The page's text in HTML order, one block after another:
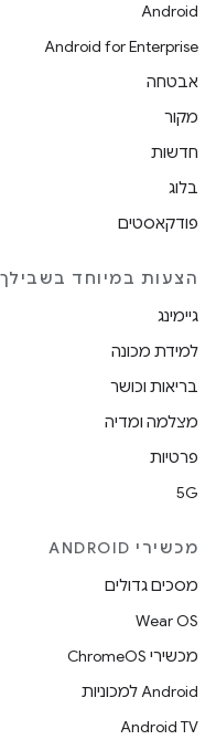
Android
Android for Enterprise
אבטחה
מקור
חדשות
בלוג
פודקאסטים
הצעות במיוחד בשבילך
גיימינג
למידת מכונה
בריאות וכושר
מצלמה ומדיה
פרטיות
5G
מכשירי ANDROID
מסכים גדולים
Wear OS
מכשירי ChromeOS
Android למכוניות
Android TV